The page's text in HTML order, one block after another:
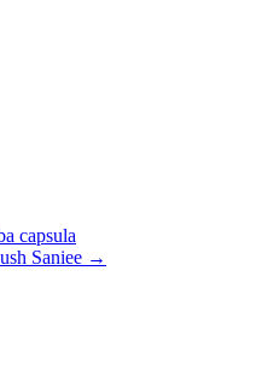
capsula
Saniee →